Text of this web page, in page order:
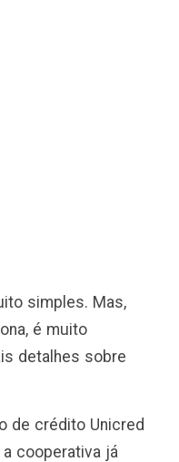
simples. Mas,
é muito
detalhes sobre
de crédito Unicred
cooperativa já